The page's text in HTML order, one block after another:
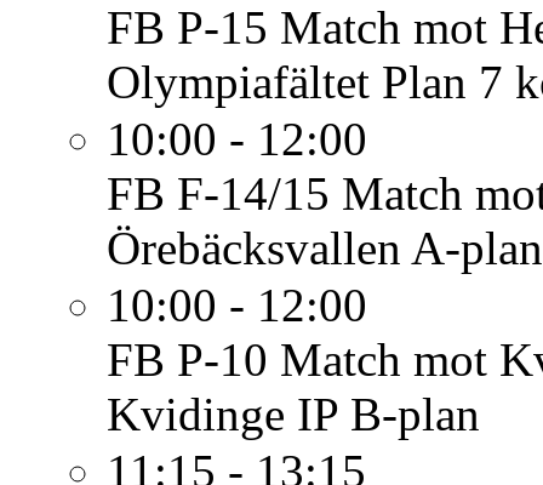
FB P-15 Match mot
Olympiafältet Plan 7
10:00 - 12:00
FB F-14/15 Match
Örebäcksvallen A-
10:00 - 12:00
FB P-10 Match mot
Kvidinge IP B-plan
11:15 - 13:15